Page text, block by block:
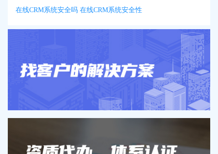
在线CRM系统安全吗 在线CRM系统安全性